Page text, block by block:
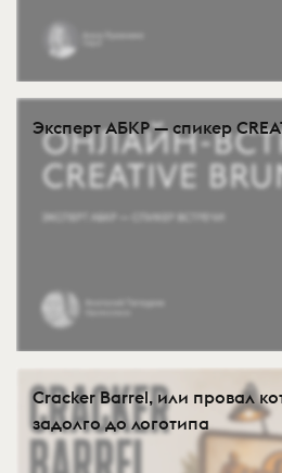
Эксперт АБКР — спикер
Cracker Barrel, или провал
задолго до логотипа